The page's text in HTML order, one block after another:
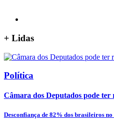
+ Lidas
Política
Câmara dos Deputados pode ter
Desconfiança de 82% dos brasileiros